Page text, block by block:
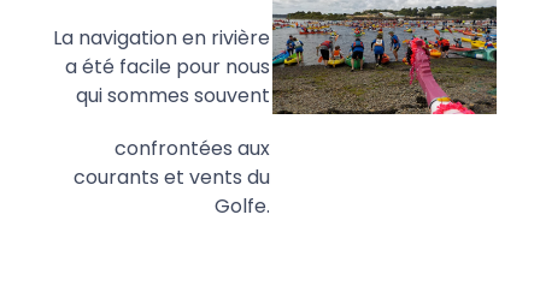
La navigation en rivière
a été facile pour nous
qui sommes souvent
confrontées aux
courants et vents du
Golfe.